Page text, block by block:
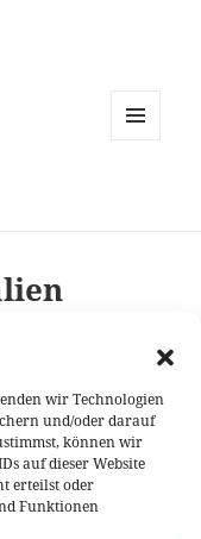
wir Technologien
und/oder darauf
können wir
auf dieser Website
erteilst oder
Funktionen